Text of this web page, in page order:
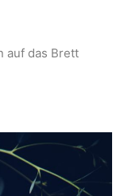
auf das Brett